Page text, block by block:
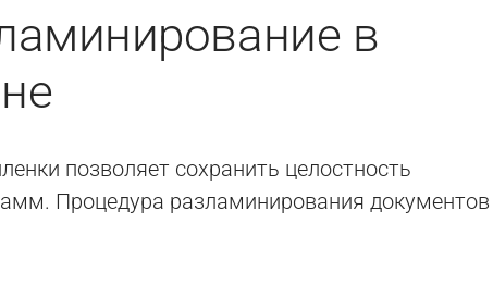
в
позволяет сохранить целостность
Процедура разламинирования документов